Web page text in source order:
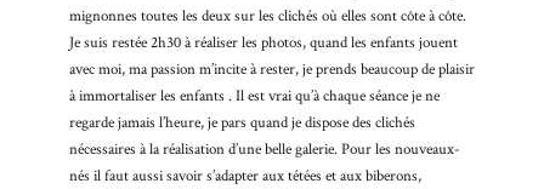
mignonnes toutes les deux sur les clichés où elles sont côte à côte.
Je suis restée 2h30 à réaliser les photos, quand les enfants jouent
avec moi, ma passion m’incite à rester, je prends beaucoup de plaisir
à immortaliser les enfants . Il est vrai qu’à chaque séance je ne
regarde jamais l’heure, je pars quand je dispose des clichés
nécessaires à la réalisation d’une belle galerie. Pour les nouveaux-
nés il faut aussi savoir s’adapter aux tétées et aux biberons,
mollis
interdum.
Maecenas
faucibus
mollis